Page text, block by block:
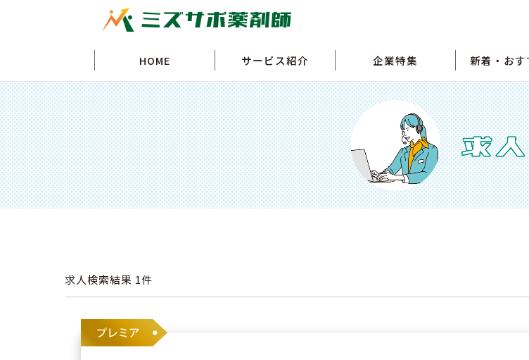
HOME サービス紹介 企業特集 新着・お
求人検索結果 1件